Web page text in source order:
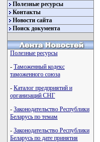
Полезные ресурсы
Контакты
Новости сайта
Поиск документа
Полезные ресурсы
- Таможенный кодекс
таможенного союза
- Каталог предприятий и
организаций СНГ
- Законодательство Республики
Беларусь по темам
- Законодательство Республики
Беларусь по дате принятия